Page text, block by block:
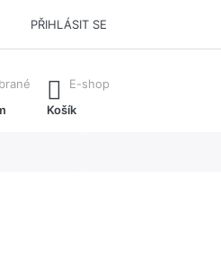
PŘIHLÁSIT SE
všechny výsledky.
E-shop
Košík